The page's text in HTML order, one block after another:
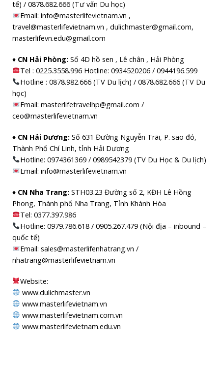
tế) / 0878.682.666 (Tư vấn Du học)
Email: info@masterlifevietnam.vn ,
travel@masterlifevietnam.vn , dulichmaster@gmail.com,
masterlifevn.edu@gmail.com
♦ CN Hải Phòng: Số 4D hồ sen , Lê chân , Hải Phòng
Tel : 0225.3558.996 Hotline: 0934520206 / 0944196.599
Hotline : 0878.982.666 (TV Du lịch) / 0878.682.666 (TV Du
học)
Email: masterlifetravelhp@gmail.com /
ceo@masterlifevietnam.vn
♦ CN Hải Dương: Số 631 Đường Nguyễn Trãi, P. sao đỏ,
Thành Phố Chí Linh, tỉnh Hải Dương
Hotline: 0974361369 / 0989542379 (TV Du Học & Du lịch)
Email: info@masterlifevietnam.vn
♦ CN Nha Trang: STH03.23 Đường số 2, KĐH Lê Hồng
Phong, Thành phố Nha Trang, Tỉnh Khánh Hòa
Tel: 0377.397.986
Hotline: 0979.786.618 / 0905.267.479 (Nội địa – inbound –
quốc tế)
Email: sales@masterlifenhatrang.vn /
nhatrang@masterlifevietnam.vn
Website:
www.dulichmaster.vn
www.masterlifevietnam.vn
www.masterlifevietnam.com.vn
www.masterlifevietnam.edu.vn